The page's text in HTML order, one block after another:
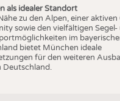
als idealer Standort
zu den Alpen, einer
sowie den vielfältigen Segel-
im
bietet München ideale
für den weiteren
Deutschland.